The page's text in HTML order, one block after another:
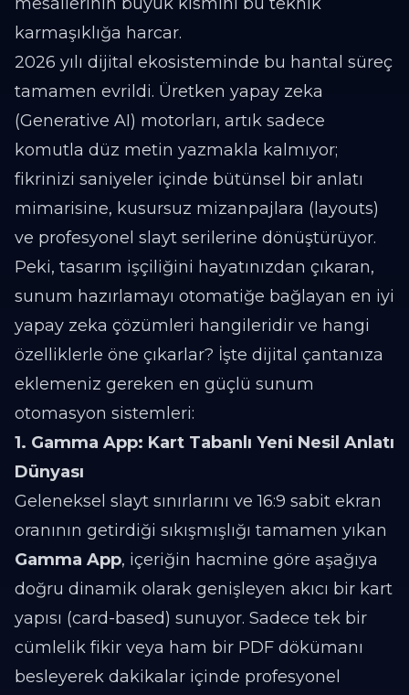
karmaşıklığa harcar.
2026 yılı dijital ekosisteminde bu hantal süreç
tamamen evrildi. Üretken yapay zeka
(Generative AI) motorları, artık sadece
komutla düz metin yazmakla kalmıyor;
fikrinizi saniyeler içinde bütünsel bir anlatı
mimarisine, kusursuz mizanpajlara (layouts)
ve profesyonel slayt serilerine dönüştürüyor.
Peki, tasarım işçiliğini hayatınızdan çıkaran,
sunum hazırlamayı otomatiğe bağlayan en iyi
yapay zeka çözümleri hangileridir ve hangi
özelliklerle öne çıkarlar? İşte dijital çantanıza
eklemeniz gereken en güçlü sunum
otomasyon sistemleri:
1. Gamma App: Kart Tabanlı Yeni Nesil Anlatı
Dünyası
Geleneksel slayt sınırlarını ve 16:9 sabit ekran
oranının getirdiği sıkışmışlığı tamamen yıkan
Gamma App, içeriğin hacmine göre aşağıya
doğru dinamik olarak genişleyen akıcı bir kart
yapısı (card-based) sunuyor. Sadece tek bir
cümlelik fikir veya ham bir PDF dökümanı
besleyerek dakikalar içinde profesyonel